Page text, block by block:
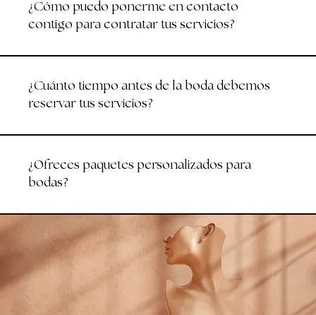
¿Cómo puedo ponerme en contacto
contigo para contratar tus servicios?
¿Cuánto tiempo antes de la boda debemos
reservar tus servicios?
¿Ofreces paquetes personalizados para
bodas?